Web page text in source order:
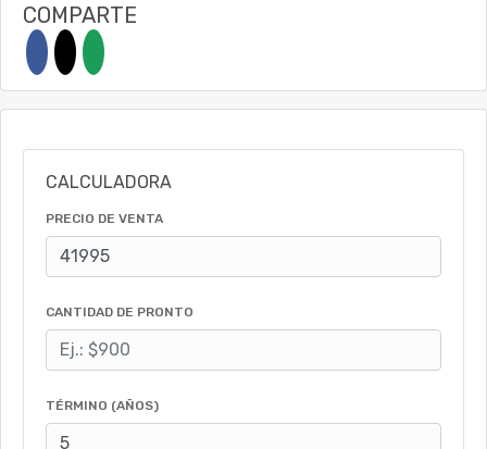
COMPARTE
CALCULADORA
PRECIO DE VENTA
CANTIDAD DE PRONTO
TÉRMINO (AÑOS)